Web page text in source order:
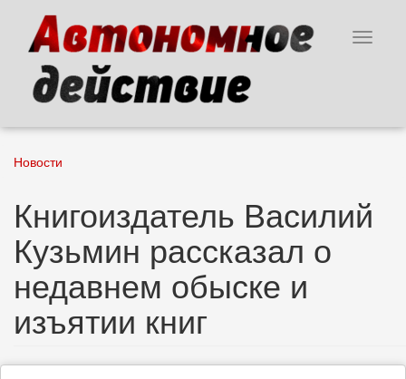
основному
содержанию
Toggle
Новости
Книгоиздатель Василий
Кузьмин рассказал о
недавнем обыске и
изъятии книг